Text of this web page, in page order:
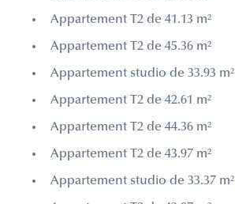
Appartement T2 de 41.13 m²
Appartement T2 de 45.36 m²
Appartement studio de 33.93 m²
Appartement T2 de 42.61 m²
Appartement T2 de 44.36 m²
Appartement T2 de 43.97 m²
Appartement studio de 33.37 m²